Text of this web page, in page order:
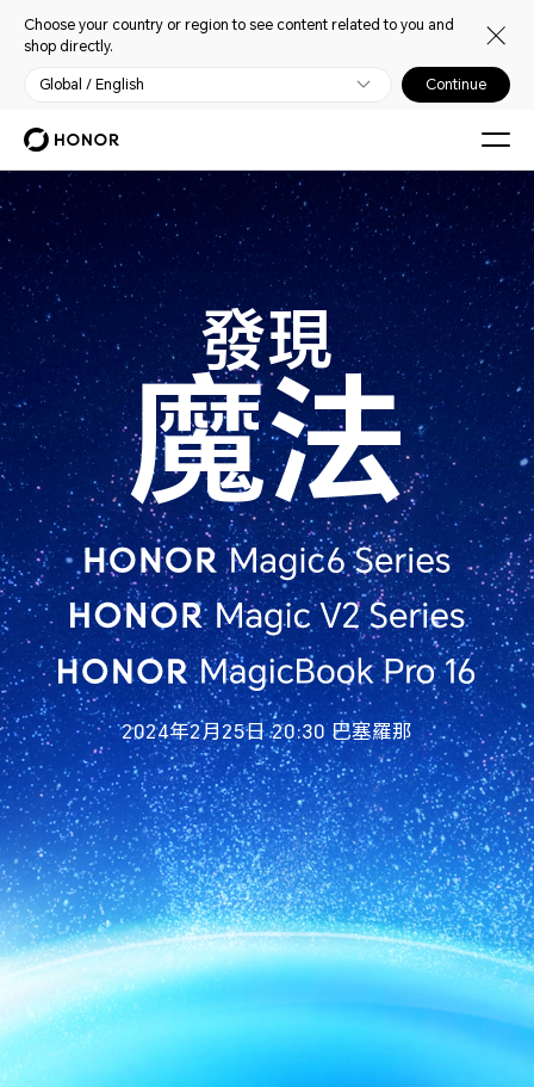
Choose your country or region to see content related to you and
shop directly.
Global / English Continue
發現
魔法
2024年2月25日 20:30 巴塞羅那